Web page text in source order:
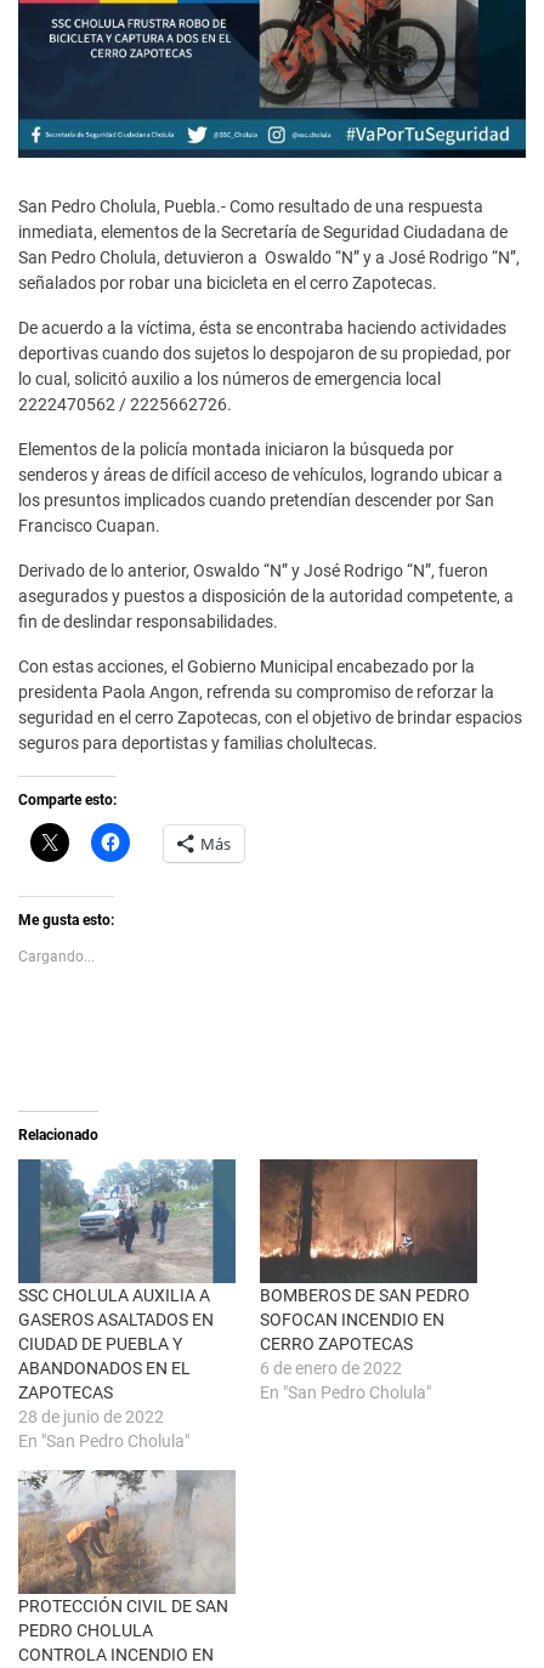
San Pedro Cholula, Puebla.- Como resultado de una respuesta
inmediata, elementos de la Secretaría de Seguridad Ciudadana de
San Pedro Cholula, detuvieron a Oswaldo “N” y a José Rodrigo “N”,
señalados por robar una bicicleta en el cerro Zapotecas.
De acuerdo a la víctima, ésta se encontraba haciendo actividades
deportivas cuando dos sujetos lo despojaron de su propiedad, por
lo cual, solicitó auxilio a los números de emergencia local
2222470562 / 2225662726.
Elementos de la policía montada iniciaron la búsqueda por
senderos y áreas de difícil acceso de vehículos, logrando ubicar a
los presuntos implicados cuando pretendían descender por San
Francisco Cuapan.
Derivado de lo anterior, Oswaldo “N” y José Rodrigo “N”, fueron
asegurados y puestos a disposición de la autoridad competente, a
fin de deslindar responsabilidades.
Con estas acciones, el Gobierno Municipal encabezado por la
presidenta Paola Angon, refrenda su compromiso de reforzar la
seguridad en el cerro Zapotecas, con el objetivo de brindar espacios
seguros para deportistas y familias cholultecas.
Comparte esto:
C
l
k
t
s
h
e
b
r
e
e
n
u
n
a
v
e
n
t
a
n
a
n
u
e
v
a
)
H
a
n
F
a
c
e
b
o
o
k
(
S
e
a
b
e
e
n
u
n
a
v
e
n
t
a
n
a
n
u
e
v
Más
Me gusta esto:
Cargando...
Relacionado
SSC CHOLULA AUXILIA A
GASEROS ASALTADOS EN
CIUDAD DE PUEBLA Y
ABANDONADOS EN EL
ZAPOTECAS
28 de junio de 2022
En "San Pedro Cholula"
BOMBEROS DE SAN PEDRO
SOFOCAN INCENDIO EN
CERRO ZAPOTECAS
6 de enero de 2022
En "San Pedro Cholula"
PROTECCIÓN CIVIL DE SAN
PEDRO CHOLULA
CONTROLA INCENDIO EN